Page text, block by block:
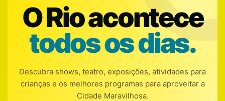
O Rio acontece
todos os dias.
Descubra shows, teatro, exposições, atividades para
crianças e os melhores programas para aproveitar a
Cidade Maravilhosa.